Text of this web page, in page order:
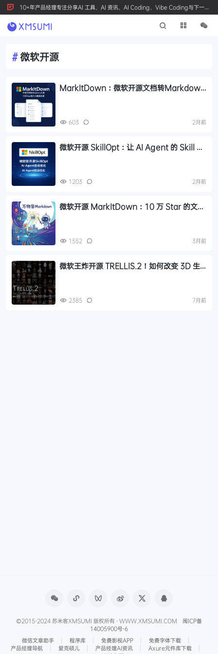
10+年产品经理专注分享AI 工具、AI 资讯、AI Coding、Vibe Coding与下一代
产品创新，按 Ctrl+D 收藏我们
#微软开源
MarkItDown：微软开源文档转Markdown
603 2月前
微软开源 SkillOpt：让 AI Agent 的 Skill 自
1203 2月前
微软开源 MarkItDown：10 万 Star 的文档
1552 3月前
微软王炸开源 TRELLIS.2！如何改变 3D 生
2385 7月前
©2015-2024 苏米客XMSUMI 版权所有 · WWW.XMSUMI.COM 闽ICP备
14005900号-6
微信文章助手
程序库 免费影视APP
免费字体下载
产品经理导航
爱克硕儿 产品经理AI资讯
Axure元件库下载